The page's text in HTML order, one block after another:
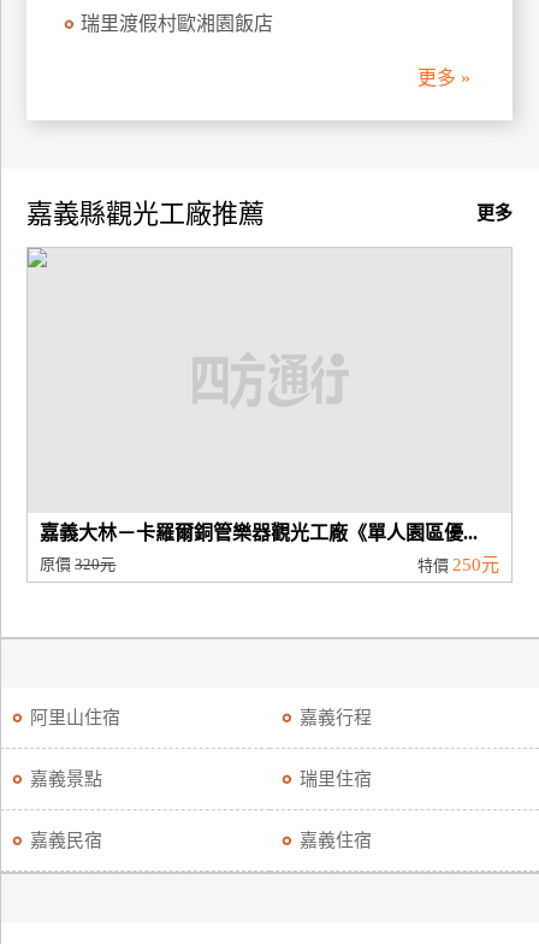
商
合
作
商
品
宣
瑞里渡假村歐湘園飯店
更多 »
更多
嘉義縣觀光工廠推薦
嘉義大林－卡羅爾銅管樂器觀光工廠《單人園區優...
原價320元 特價 250元
阿里山住宿 嘉義行程
嘉義景點 瑞里住宿
嘉義民宿 嘉義住宿